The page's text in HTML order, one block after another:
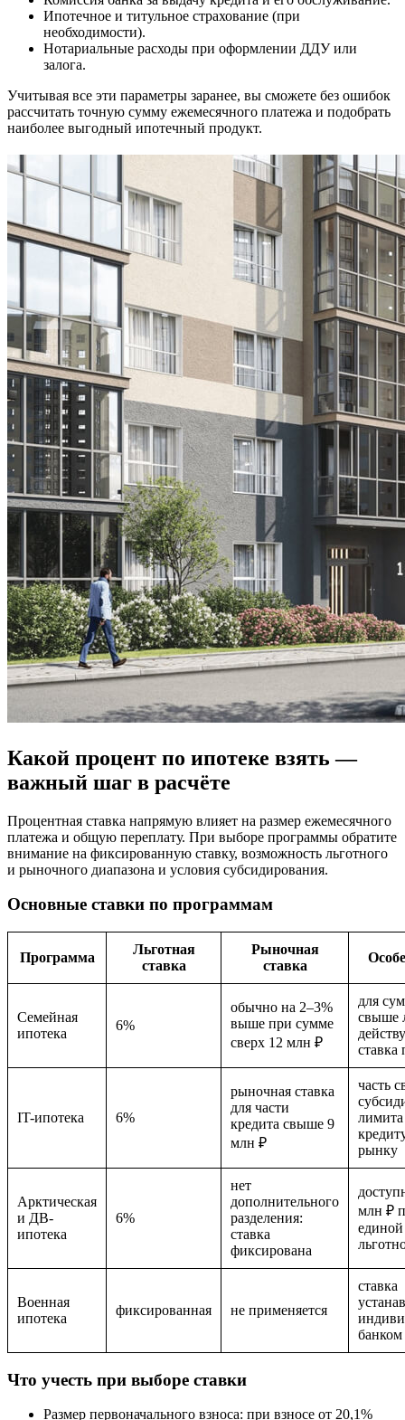
Ипотечное и титульное страхование (при
необходимости).
Нотариальные расходы при оформлении ДДУ или
залога.
Учитывая все эти параметры заранее, вы сможете без ошибок
рассчитать точную сумму ежемесячного платежа и подобрать
наиболее выгодный ипотечный продукт.
Какой процент по ипотеке взять —
важный шаг в расчёте
Процентная ставка напрямую влияет на размер ежемесячного
платежа и общую переплату. При выборе программы обратите
внимание на фиксированную ставку, возможность льготного
и рыночного диапазона и условия субсидирования.
Основные ставки по программам
Программа
Льготная
ставка
Рыночная
ставка
Семейная
ипотека
6%
обычно на 2–3%
выше при сумме
сверх 12 млн ₽
для
свыше
IT-ипотека 6%
рыночная ставка
для части
кредита свыше 9
млн ₽
часть
лимита
рынку
Арктическая
и ДВ-
ипотека
6%
нет
дополнительного
разделения:
ставка
фиксирована
млн ₽
единой
Военная
ипотека
фиксированная не применяется
ставка
банком
Что учесть при выборе ставки
Размер первоначального взноса: при взносе от 20,1%